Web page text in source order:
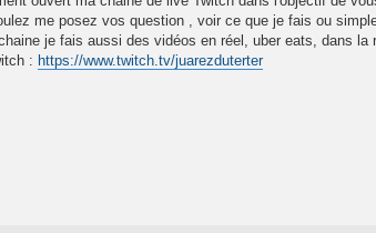
me posez vos question , voir ce que je fais ou
je fais aussi des vidéos en réel, uber eats, dans
: https://www.twitch.tv/juarezduterter